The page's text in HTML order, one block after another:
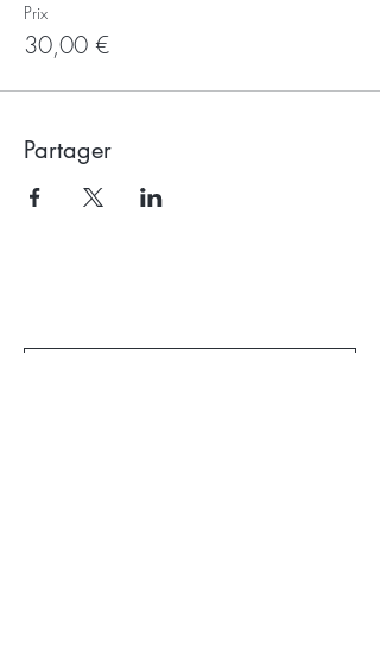
Prix
30,00 €
Partager